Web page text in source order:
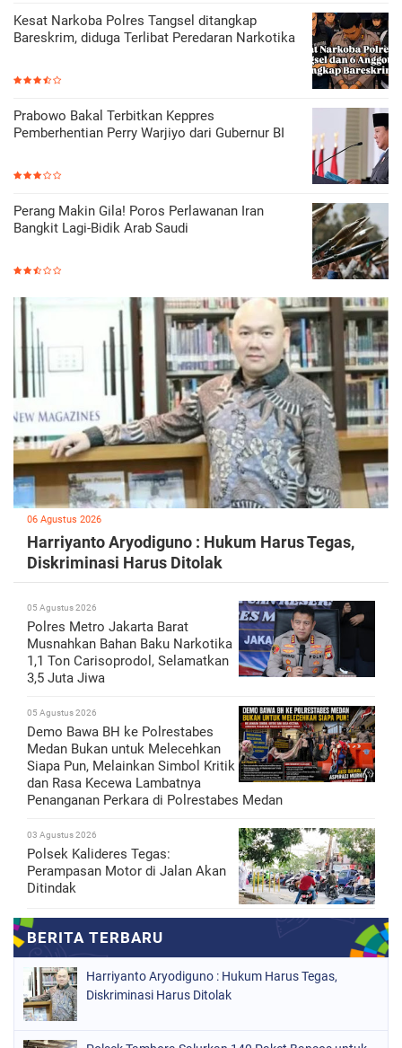
Kesat Narkoba Polres Tangsel ditangkap
Bareskrim, diduga Terlibat Peredaran Narkotika
Prabowo Bakal Terbitkan Keppres
Pemberhentian Perry Warjiyo dari Gubernur BI
Perang Makin Gila! Poros Perlawanan Iran
Bangkit Lagi-Bidik Arab Saudi
06 Agustus 2026
Harriyanto Aryodiguno : Hukum Harus Tegas,
Diskriminasi Harus Ditolak
05 Agustus 2026
Polres Metro Jakarta Barat
Musnahkan Bahan Baku Narkotika
1,1 Ton Carisoprodol, Selamatkan
3,5 Juta Jiwa
05 Agustus 2026
Demo Bawa BH ke Polrestabes
Medan Bukan untuk Melecehkan
Siapa Pun, Melainkan Simbol Kritik
dan Rasa Kecewa Lambatnya
Penanganan Perkara di Polrestabes Medan
03 Agustus 2026
Polsek Kalideres Tegas:
Perampasan Motor di Jalan Akan
Ditindak
Harriyanto Aryodiguno : Hukum Harus Tegas,
Diskriminasi Harus Ditolak